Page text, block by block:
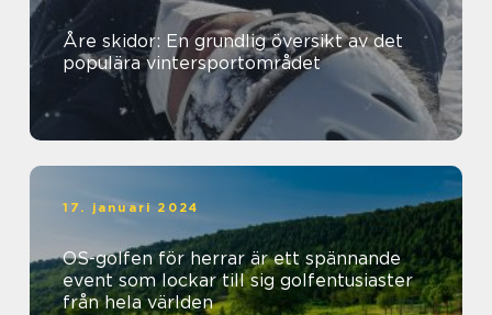
Åre skidor: En grundlig översikt av det
populära vintersportområdet
17. januari 2024
OS-golfen för herrar är ett spännande
event som lockar till sig golfentusiaster
från hela världen